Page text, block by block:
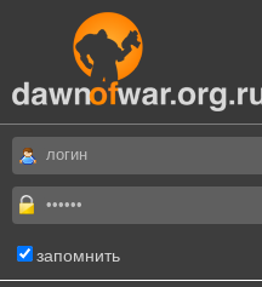
запомнить